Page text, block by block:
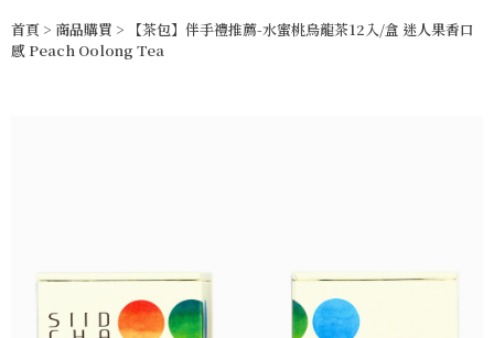
首頁 > 商品購買 > 【茶包】伴手禮推薦-水蜜桃烏龍茶12入/盒 迷人果香口
感 Peach Oolong Tea